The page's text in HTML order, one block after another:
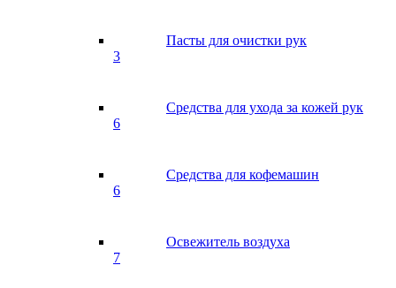
Пасты для очистки рук
3
Средства для ухода за кожей рук
6
Средства для кофемашин
6
Освежитель воздуха
7